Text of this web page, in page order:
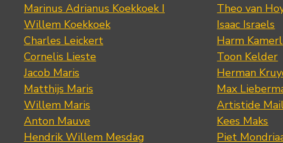
Marinus Adrianus Koekkoek I
Willem Koekkoek
Charles Leickert
Cornelis Lieste
Jacob Maris
Matthijs Maris
Willem Maris
Anton Mauve
Hendrik Willem Mesdag
Theo van
Isaac Israels
Harm
Toon Kelder
Herman
Max
Artistide
Kees Maks
Piet